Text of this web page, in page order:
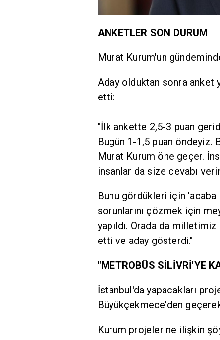
ANKETLER SON DURUM
Murat Kurum'un
Aday olduktan sonra anket
etti:
"İlk ankette 2,5-3 puan
Bugün 1-1,5 puan öndeyiz.
Murat Kurum öne geçer.
insanlar da size cevabı
Bunu gördükleri için 'acaba
sorunlarını çözmek için
yapıldı. Orada da
etti ve aday gösterdi."
"METROBÜS SİLİVRİ'YE
İstanbul'da yapacakları
Büyükçekmece'den
Kurum projelerine ilişkin